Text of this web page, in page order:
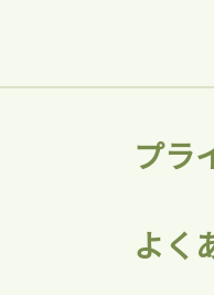
プラ
よく